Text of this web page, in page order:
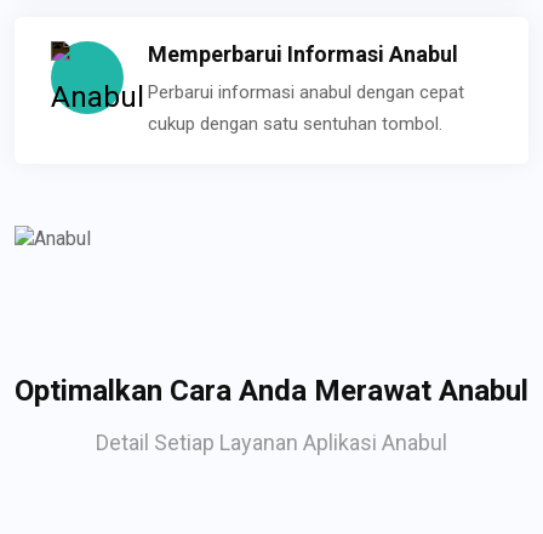
Memperbarui Informasi Anabul
Perbarui informasi anabul dengan cepat
cukup dengan satu sentuhan tombol.
Optimalkan Cara Anda Merawat Anabul
Detail Setiap Layanan Aplikasi Anabul